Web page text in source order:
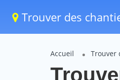
Trouver des
Accueil Trouver